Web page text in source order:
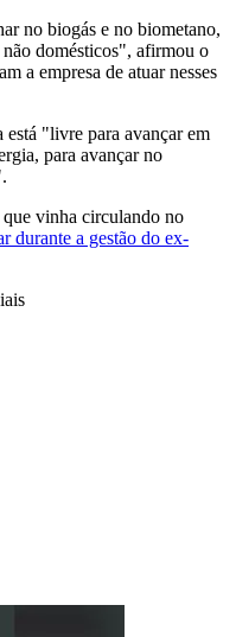
no biogás e no biometano,
não domésticos", afirmou o
a empresa de atuar nesses
"livre para avançar em
para avançar no
que vinha circulando no
durante a gestão do ex-